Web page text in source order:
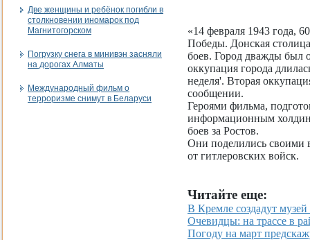
Две женщины и ребёнок погибли в
столкновении иномарок под
Магнитогорском
Погрузку снега в минивэн засняли
на дорогах Алматы
Международный фильм о
терроризме снимут в Беларуси
«14 февраля 1943 года,
Победы. Донская
боев. Город дважды был
оккупация города
неделя'. Вторая
сообщении.
Героями фильма,
информационным
боев за Ростов.
Они поделились своими
от гитлеровских войск.
Читайте еще:
В Кремле создадут музей
Очевидцы: на трассе в
Погоду на март